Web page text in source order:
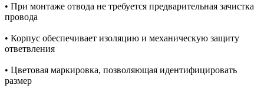
• При монтаже отвода не требуется предварительная зачистка
провода
• Корпус обеспечивает изоляцию и механическую защиту
ответвления
• Цветовая маркировка, позволяющая идентифицировать
размер